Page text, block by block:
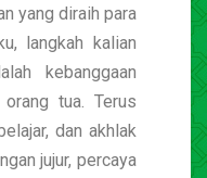
yang diraih para
langkah kalian
kebanggaan
tua. Terus
dan akhlak
jujur, percaya